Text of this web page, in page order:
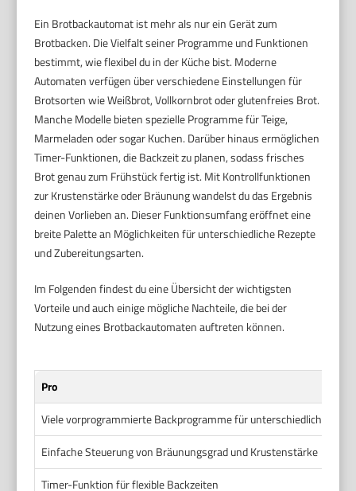
Ein Brotbackautomat ist mehr als nur ein Gerät zum
Brotbacken. Die Vielfalt seiner Programme und Funktionen
bestimmt, wie flexibel du in der Küche bist. Moderne
Automaten verfügen über verschiedene Einstellungen für
Brotsorten wie Weißbrot, Vollkornbrot oder glutenfreies Brot.
Manche Modelle bieten spezielle Programme für Teige,
Marmeladen oder sogar Kuchen. Darüber hinaus ermöglichen
Timer-Funktionen, die Backzeit zu planen, sodass frisches
Brot genau zum Frühstück fertig ist. Mit Kontrollfunktionen
zur Krustenstärke oder Bräunung wandelst du das Ergebnis
deinen Vorlieben an. Dieser Funktionsumfang eröffnet eine
breite Palette an Möglichkeiten für unterschiedliche Rezepte
und Zubereitungsarten.
Im Folgenden findest du eine Übersicht der wichtigsten
Vorteile und auch einige mögliche Nachteile, die bei der
Nutzung eines Brotbackautomaten auftreten können.
Pro
Viele vorprogrammierte Backprogramme für unterschiedliche
Einfache Steuerung von Bräunungsgrad und Krustenstärke
Timer-Funktion für flexible Backzeiten